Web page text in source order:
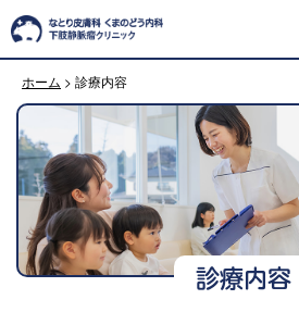
ホーム > 診療内容
診療内容